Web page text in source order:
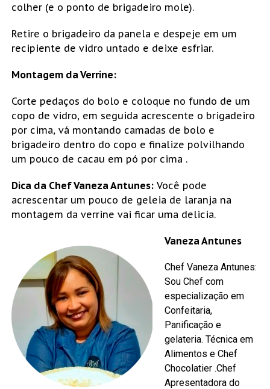
colher (e o ponto de brigadeiro mole).
Retire o brigadeiro da panela e despeje em um
recipiente de vidro untado e deixe esfriar.
Montagem da Verrine:
Corte pedaços do bolo e coloque no fundo de um
copo de vidro, em seguida acrescente o brigadeiro
por cima, vá montando camadas de bolo e
brigadeiro dentro do copo e finalize polvilhando
um pouco de cacau em pó por cima .
Dica da Chef Vaneza Antunes:Você pode
acrescentar um pouco de geleia de laranja na
montagem da verrine vai ficar uma delicia.
Vaneza Antunes
Chef Vaneza Antunes:
Sou Chef com
especialização em
Confeitaria,
Panificação e
gelateria. Técnica em
Alimentos e Chef
Chocolatier .Chef
Apresentadora do